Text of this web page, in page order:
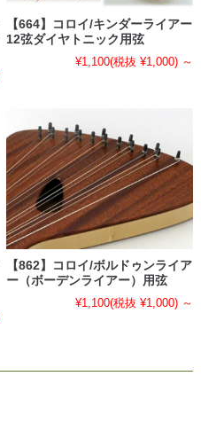
【664】コロイ/キンダーライアー
12弦ダイヤトニック用弦
¥1,100(税抜 ¥1,000) ～
【862】コロイ/ボルドゥンライア
ー（ボーデンライアー）用弦
¥1,100(税抜 ¥1,000) ～